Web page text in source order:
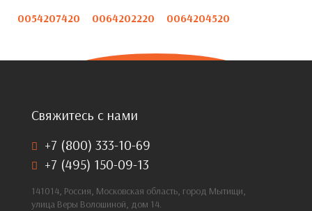
0054207420 0064202220 0064204520
Свяжитесь с нами
+7 (800) 333-10-69
+7 (495) 150-09-13
141014, Россия, Московская область, город Мытищи,
улица Веры Волошиной, дом 14.